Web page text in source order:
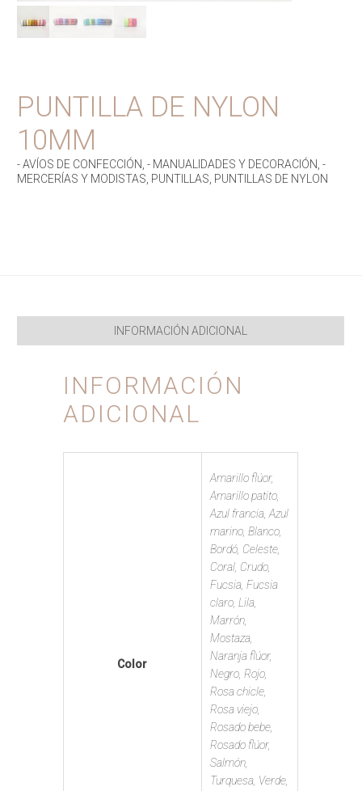
PUNTILLA DE NYLON
10MM
- AVÍOS DE CONFECCIÓN ,- MANUALIDADES Y DECORACIÓN ,-
MERCERÍAS Y MODISTAS PUNTILLAS PUNTILLAS DE NYLON
INFORMACIÓN ADICIONAL
INFORMACIÓN
ADICIONAL
Color
Amarillo flúor,
Amarillo patito,
Azul francia, Azul
marino, Blanco,
Bordó, Celeste,
Coral, Crudo,
Fucsia, Fucsia
claro, Lila,
Marrón,
Mostaza,
Naranja flúor,
Negro, Rojo,
Rosa chicle,
Rosa viejo,
Rosado bebe,
Rosado flúor,
Salmón,
Turquesa, Verde,